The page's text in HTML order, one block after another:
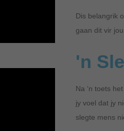
Dis belangrik
gaan dit vir
'n
Na ‘n toets
jy voel dat jy
slegte mens